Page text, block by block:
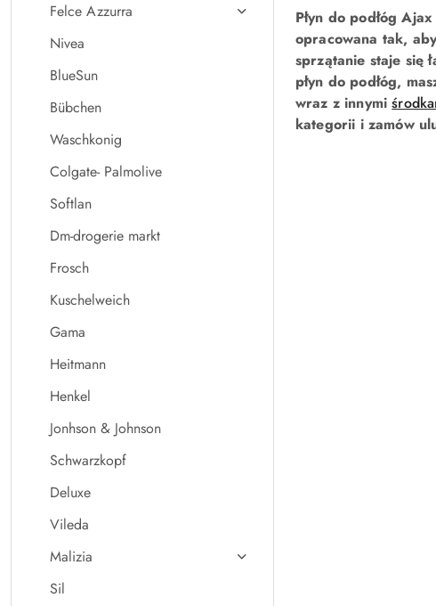
Felce Azzurra
Nivea
BlueSun
Bübchen
Waschkonig
Colgate- Palmolive
Softlan
Dm-drogerie markt
Frosch
Kuschelweich
Gama
Heitmann
Henkel
Jonhson & Johnson
Schwarzkopf
Deluxe
Vileda
Malizia
Sil
Płyn do podłóg
opracowana tak,
sprzątanie staje się
płyn do podłóg,
wraz z innymi
kategorii i zamów